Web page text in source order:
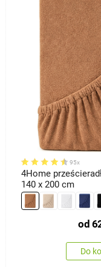
95x
4Home
140 x 200 cm
od
Do